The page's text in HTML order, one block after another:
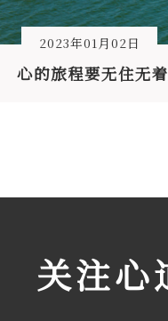
2023年01月02日
心的旅程要无住无着
关注心